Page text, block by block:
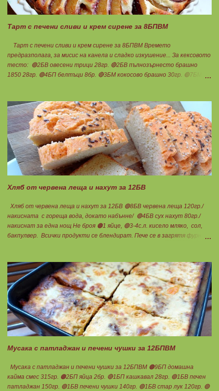
Тарт с печени сливи и крем сирене за 8БПВМ
Тарт с печени сливи и крем сирене за 8БПВМ Времето
предразполага, за мисис на канела и сладко изкушение... За кексовото
тесто: 🟢2БВ овесени трици 28гр. 🔴2БВ пълнозърнесто брашно
1850 28гр. 🟢4БП белтъци 8бр. 🔴3БМ кокосово брашно 30гр. 🟢7БМ
добре и се оставя на страна да набъбне. За чийз крема: 🟢3БП
обезмаслено крем сирене Кауфланд 200гр. + 1 равна с.л скир 🟠1БП
яйце 1бр. Ванилия Не подслаждам! За отгоре: 🟢4БВ сини сливи
360гр. Канела Мазнините са удвоени за белтъците и крем сиренето!
В голяма силиконова форма за тарт, разпределих така: 🥧1- ви слой
от кексово тесто 🥧2- ри слой чийз крем 🥧3- ти слой нарязани сини
сливи Канелата поръсих след изпичане, за да не е много натрапчива и
в голямо количество. Сладкиша изпекох в загрята фурна на 180
Хляб от червена леща и нахут за 12БВ
Хляб от червена леща и нахут за 12БВ 🟢8БВ червена леща 120гр./
накисната с гореща вода, докато набънне/ 🟢4БВ сух нахут 80гр./
накиснат за една нощ Не броя 🟠1 яйце, 🟢3-4с.л. кисело мляко, сол,
бакпулвер. Всички продукти се блендират. Пече се в загрятя фурна
Мусака с патладжан и печени чушки за 12БПВМ
Мусака с патладжан и печени чушки за 12БПВМ 🟠9БП домашна
кайма смес 315гр. 🟠2БП яйца 2бр. 🔴1БП кашкавал 28гр. 🟢1БВ печен
патладжан 150гр. 🟢1БВ печени чушки 140гр. 🟢1БВ стар лук 120гр. 🟢